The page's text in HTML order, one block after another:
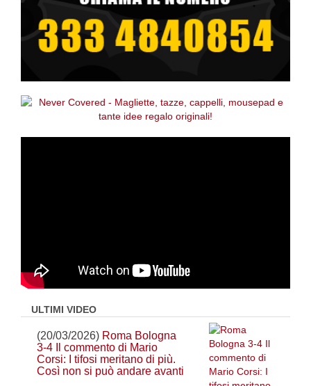
ULTIMI VIDEO
(20/03/2026) Roma Bologna
3-4 Il commento di Mario
Corsi: I tifosi meritano di più.
Così non si può andare avanti